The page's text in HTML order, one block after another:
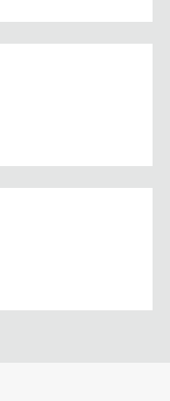
绝对是金门必吃美